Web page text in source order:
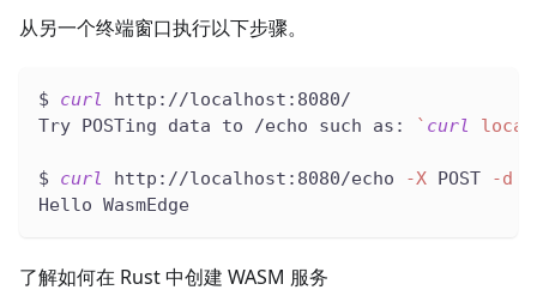
从另一个终端窗口执行以下步骤。
$ curl
http://localhost:8080/
Try POSTing data to /echo such as:
` curl
$ curl http://localhost:8080/echo -X POST -d
Hello WasmEdge
了解如何在 Rust 中创建 WASM 服务